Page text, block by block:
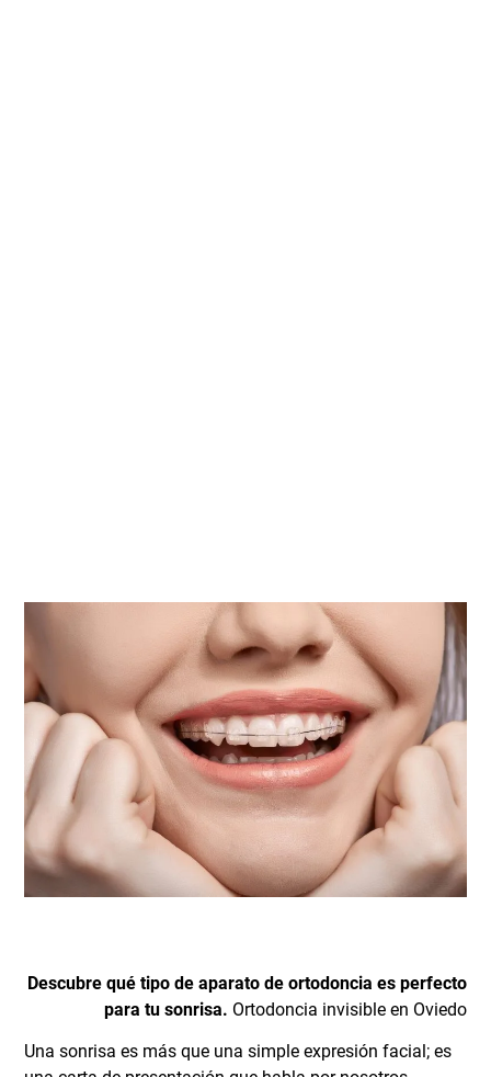
Descubre qué tipo de aparato de ortodoncia es perfecto
para tu sonrisa. Ortodoncia invisible en Oviedo
Una sonrisa es más que una simple expresión facial; es